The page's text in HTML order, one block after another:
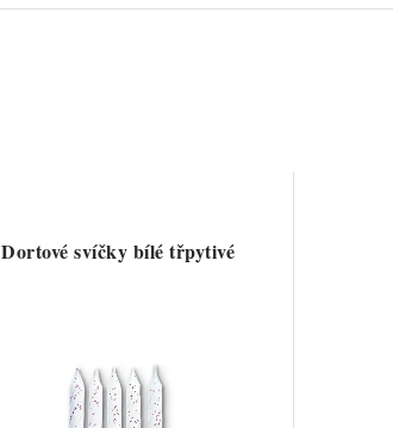
Dortové svíčky bílé třpytivé